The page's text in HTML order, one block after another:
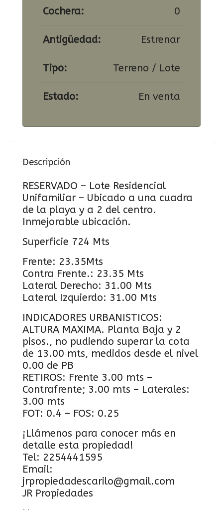
Cochera: 0
Antigüedad: Estrenar
Tipo: Terreno / Lote
Estado: En venta
Descripción
RESERVADO – Lote Residencial
Unifamiliar – Ubicado a una cuadra
de la playa y a 2 del centro.
Inmejorable ubicación.
Superficie 724 Mts
Frente: 23.35Mts
Contra Frente.: 23.35 Mts
Lateral Derecho: 31.00 Mts
Lateral Izquierdo: 31.00 Mts
INDICADORES URBANISTICOS:
ALTURA MAXIMA. Planta Baja y 2
pisos., no pudiendo superar la cota
de 13.00 mts, medidos desde el nivel
0.00 de PB
RETIROS: Frente 3.00 mts –
Contrafrente; 3.00 mts – Laterales:
3.00 mts
FOT: 0.4 – FOS: 0.25
¡Llámenos para conocer más en
detalle esta propiedad!
Tel: 2254441595
Email:
jrpropiedadescarilo@gmail.com
JR Propiedades